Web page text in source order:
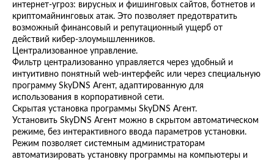
интернет-угроз: вирусных и фишинговых сайтов, ботнетов и
криптомайнинговых атак. Это позволяет предотвратить
возможный финансовый и репутационный ущерб от
действий кибер-злоумышленников.
Централизованное управление.
Фильтр централизованно управляется через удобный и
интуитивно понятный web-интерфейс или через специальную
программу SkyDNS Агент, адаптированную для
использования в корпоративной сети.
Скрытая установка программы SkyDNS Агент.
Установить SkyDNS Агент можно в скрытом автоматическом
режиме, без интерактивного ввода параметров установки.
Режим позволяет системным администраторам
автоматизировать установку программы на компьютеры и